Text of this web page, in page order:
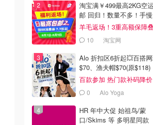
淘宝满￥499最高2KG空
邮 回归！数量不多！手慢
羊毛返场！3重高额保障
10 淘宝网
Alo 折扣区6折起💥百搭
$70、渔夫帽$70(原$118)
百款参加 热门款补码降价
0 Alo Yoga
HR 年中大促 始祖鸟/蒙
口/Skims 等 多明星同款